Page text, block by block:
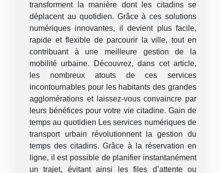
transforment la manière dont les citadins se
déplacent au quotidien. Grâce à ces solutions
numériques innovantes, il devient plus facile,
rapide et flexible de parcourir la ville, tout en
contribuant à une meilleure gestion de la
mobilité urbaine. Découvrez, dans cet article,
les nombreux atouts de ces services
incontournables pour les habitants des grandes
agglomérations et laissez-vous convaincre par
leurs bénéfices pour votre vie citadine. Gain de
temps au quotidien Les services numériques de
transport urbain révolutionnent la gestion du
temps des citadins. Grâce à la réservation en
ligne, il est possible de planifier instantanément
un trajet, évitant ainsi les files d’attente ou